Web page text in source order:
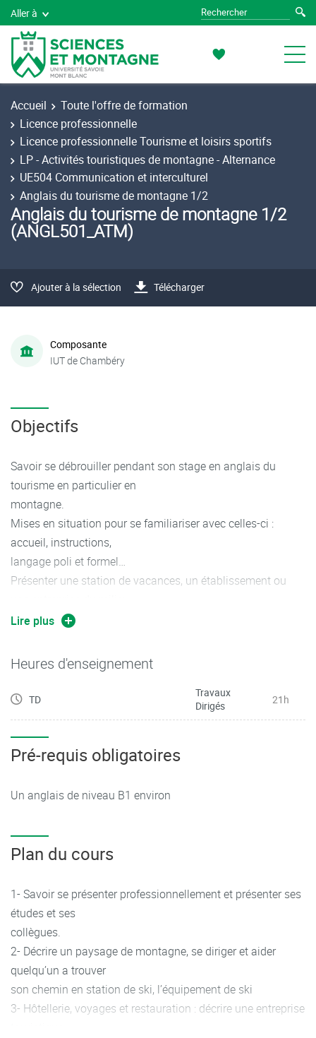
Aller à
Accueil
Toute l'offre de formation
Licence professionnelle
Licence professionnelle Tourisme et loisirs sportifs
LP - Activités touristiques de montagne - Alternance
UE504 Communication et interculturel
Anglais du tourisme de montagne 1/2
Anglais du tourisme de montagne 1/2
(ANGL501_ATM)
Ajouter à la sélection Télécharger
Composante
IUT de Chambéry
Objectifs
Savoir se débrouiller pendant son stage en anglais du
tourisme en particulier en
montagne.
Mises en situation pour se familiariser avec celles-ci :
accueil, instructions,
langage poli et formel…
Présenter une station de vacances, un établissement ou
touristique.
Préparer le test TOEIC avec des mini-pratiques
Répondre à un courrier professionnel : mail ou lettre
Lire plus
Heures d'enseignement
TD
Travaux
Dirigés
21h
Pré-requis obligatoires
Un anglais de niveau B1 environ
Plan du cours
1- Savoir se présenter professionnellement et présenter ses
études et ses
collègues.
2- Décrire un paysage de montagne, se diriger et aider
quelqu’un a trouver
son chemin en station de ski, l’équipement de ski
3- Hôtellerie, voyages et restauration : décrire une entreprise